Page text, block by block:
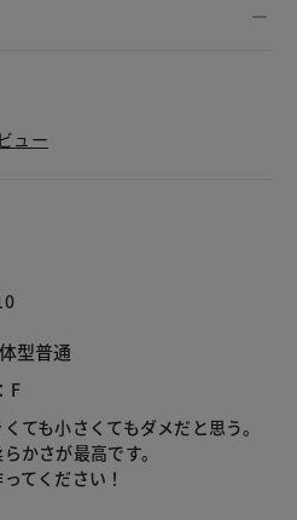
ュー
体型普通
F
ても小さくてもダメだと思う。
かさが最高です。
てください！